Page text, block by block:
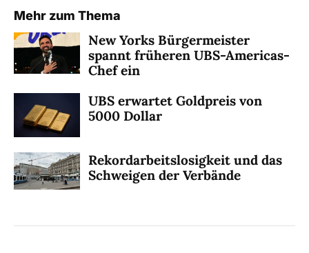
Mehr zum Thema
New Yorks Bürgermeister
spannt früheren UBS-Americas-
Chef ein
UBS erwartet Goldpreis von
5000 Dollar
Rekordarbeitslosigkeit und das
Schweigen der Verbände